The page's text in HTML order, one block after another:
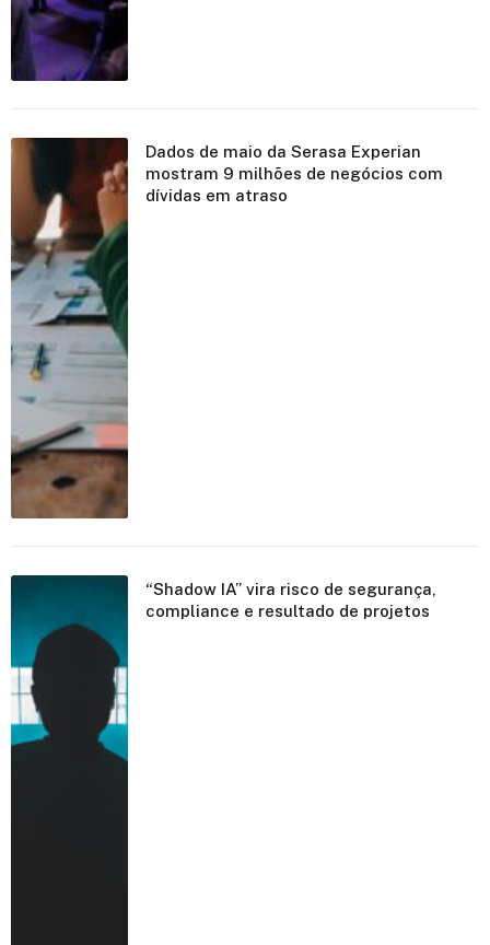
Dados de maio da Serasa Experian
mostram 9 milhões de negócios com
dívidas em atraso
“Shadow IA” vira risco de segurança,
compliance e resultado de projetos